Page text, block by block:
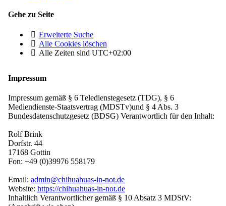
Gehe zu Seite
Erweiterte Suche
Alle Cookies löschen
Alle Zeiten sind UTC+02:00
Impressum
Impressum gemäß § 6 Teledienstegesetz (TDG), § 6
Mediendienste-Staatsvertrag (MDSTv)und § 4 Abs. 3
Bundesdatenschutzgesetz (BDSG) Verantwortlich für den Inhalt:
Rolf Brink
Dorfstr. 44
17168 Gottin
Fon: +49 (0)39976 558179
Email: admin@chihuahuas-in-not.de
Website: https://chihuahuas-in-not.de
Inhaltlich Verantwortlicher gemäß § 10 Absatz 3 MDStV: